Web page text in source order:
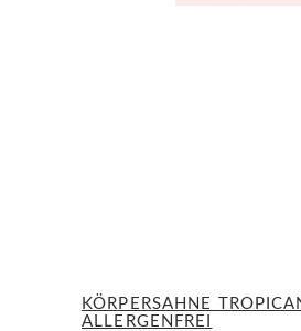
KÖRPERSAHNE
ALLERGENFREI